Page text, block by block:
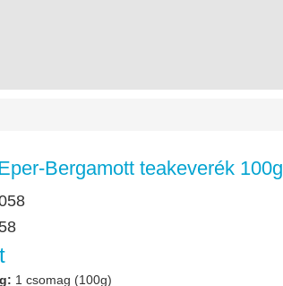
Bergamott teakeverék 100g
1 csomag (100g)